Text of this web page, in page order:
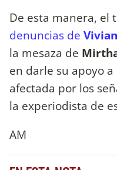
De esta manera, el
denuncias de
la mesaza de
en darle su apoyo a
afectada por los
la experiodista de
AM